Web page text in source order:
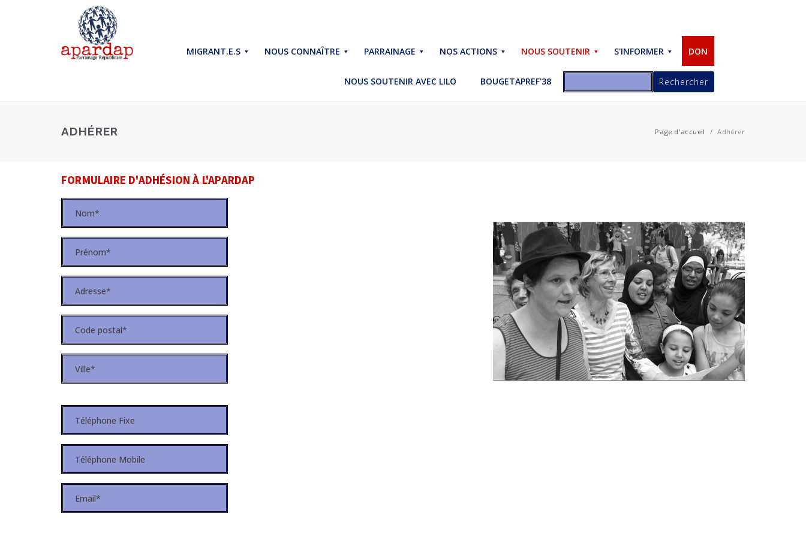
MIGRANT.E.S NOUS CONNAÎTRE PARRAINAGE NOS ACTIONS NOUS SOUTENIR S'INFORMER DON
NOUS SOUTENIR AVEC LILO BOUGETAPREF'38
ADHÉRER Page d'accueil / Adhérer
FORMULAIRE D'ADHÉSION À L'APARDAP